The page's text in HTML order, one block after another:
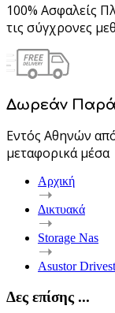
100% Ασφαλείς
τις σύγχρονες
Δωρεάν
Εντός Αθηνών
μεταφορικά μέσα
Αρχική
Δικτυακά
Storage Nas
Asustor
Δες επίσης ...